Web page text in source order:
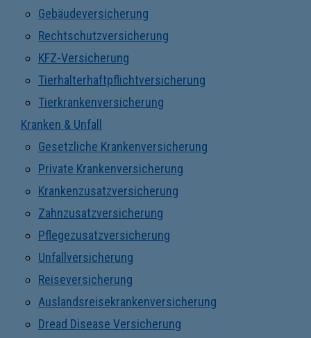
Gebäudeversicherung
Rechtschutzversicherung
KFZ-Versicherung
Tierhalterhaftpflichtversicherung
Tierkrankenversicherung
Kranken & Unfall
Gesetzliche Krankenversicherung
Private Krankenversicherung
Krankenzusatzversicherung
Zahnzusatzversicherung
Pflegezusatzversicherung
Unfallversicherung
Reiseversicherung
Auslandsreisekrankenversicherung
Dread Disease Versicherung